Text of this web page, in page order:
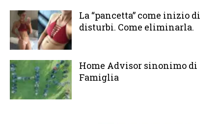
La “pancetta” come inizio di
disturbi. Come eliminarla.
Home Advisor sinonimo di
Famiglia